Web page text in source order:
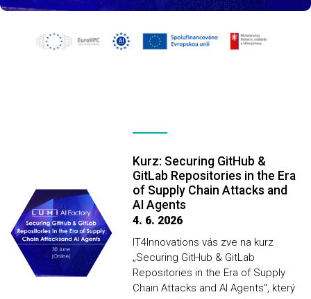
Kurz: Securing GitHub &
GitLab Repositories in the Era
of Supply Chain Attacks and
AI Agents
4. 6. 2026
IT4Innovations vás zve na kurz
„Securing GitHub & GitLab
Repositories in the Era of Supply
Chain Attacks and AI Agents“, který